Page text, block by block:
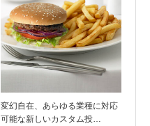
変幻自在、あらゆる業種に対応
可能な新しいカスタム投…